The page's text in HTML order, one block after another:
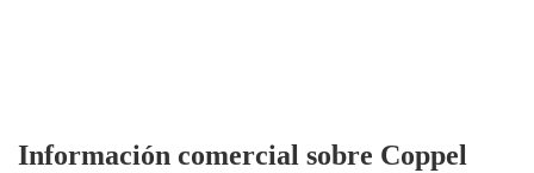
Información comercial sobre Coppel